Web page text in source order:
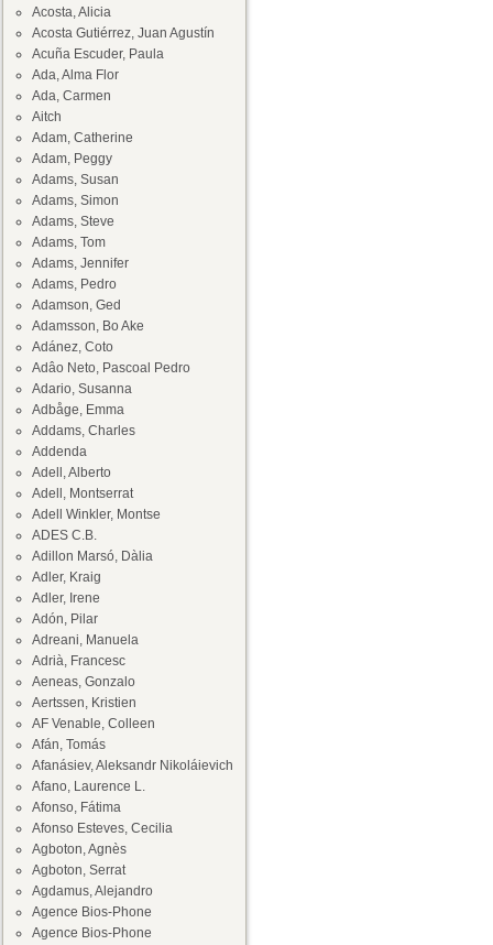
Acosta, Alicia
Acosta Gutiérrez, Juan Agustín
Acuña Escuder, Paula
Ada, Alma Flor
Ada, Carmen
Aitch
Adam, Catherine
Adam, Peggy
Adams, Susan
Adams, Simon
Adams, Steve
Adams, Tom
Adams, Jennifer
Adams, Pedro
Adamson, Ged
Adamsson, Bo Ake
Adánez, Coto
Adâo Neto, Pascoal Pedro
Adario, Susanna
Adbåge, Emma
Addams, Charles
Addenda
Adell, Alberto
Adell, Montserrat
Adell Winkler, Montse
ADES C.B.
Adillon Marsó, Dàlia
Adler, Kraig
Adler, Irene
Adón, Pilar
Adreani, Manuela
Adrià, Francesc
Aeneas, Gonzalo
Aertssen, Kristien
AF Venable, Colleen
Afán, Tomás
Afanásiev, Aleksandr Nikoláievich
Afano, Laurence L.
Afonso, Fátima
Afonso Esteves, Cecilia
Agboton, Agnès
Agboton, Serrat
Agdamus, Alejandro
Agence Bios-Phone
Agence Bios-Phone